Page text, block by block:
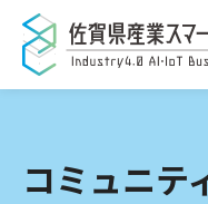
コミュニテ